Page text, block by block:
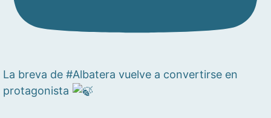
La breva de #Albatera vuelve a convertirse en
protagonista